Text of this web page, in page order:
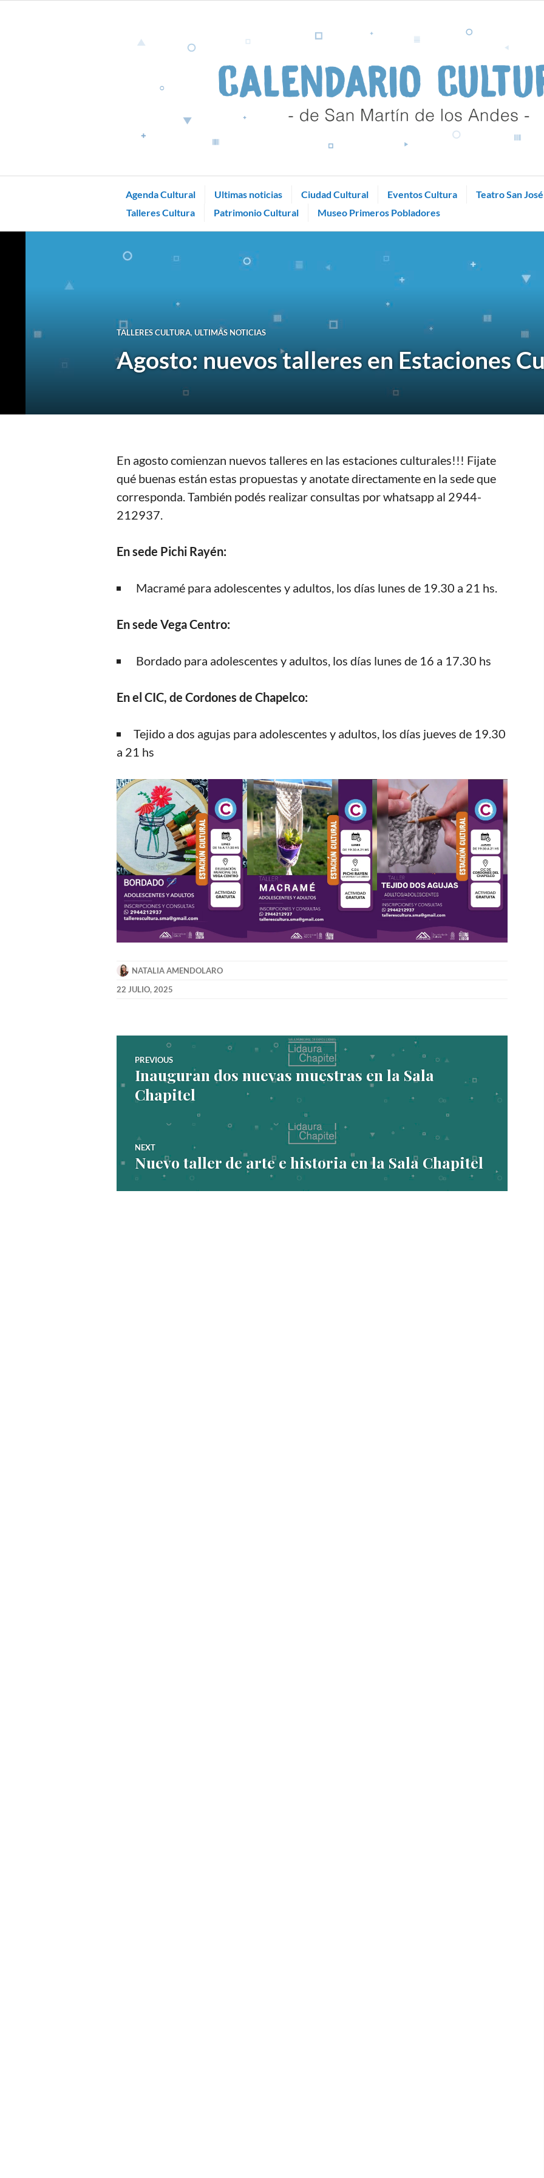
Agenda Cultural Ultimas noticias Ciudad Cultural Eventos Cultura Teatro San José
Talleres Cultura
Patrimonio Cultural Museo Primeros Pobladores
TALLERES CULTURA,ULTIMAS NOTICIAS
Agosto: nuevos talleres en Estaciones
En agosto comienzan nuevos talleres en las estaciones culturales!!! Fijate
qué buenas están estas propuestas y anotate directamente en la sede que
corresponda. También podés realizar consultas por whatsapp al 2944-
212937.
En sede Pichi Rayén:
Macramé para adolescentes y adultos, los días lunes de 19.30 a 21 hs.
En sede Vega Centro:
Bordado para adolescentes y adultos, los días lunes de 16 a 17.30 hs
En el CIC, de Cordones de Chapelco:
Tejido a dos agujas para adolescentes y adultos, los días jueves de 19.30
a 21 hs
NATALIA AMENDOLARO
22 JULIO, 2025
Navegación
de
entradas
PREVIOUS
Previous
post:
Inauguran dos nuevas muestras en la Sala
Chapitel
NEXT
Next
post:
Nuevo taller de arte e historia en la Sala Chapitel